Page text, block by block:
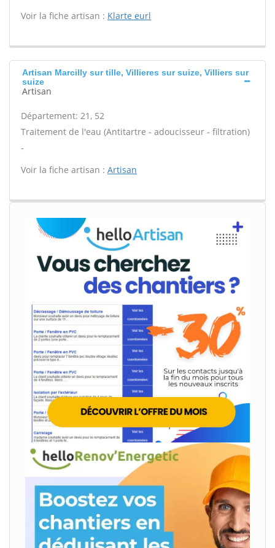
Voir la fiche artisan : Klarte eurl
Artisan Marcilly sur tille, Villieres sur suize, Villiers sur
suize
Artisan
Département: 21, 52
Traitement de l'eau (Antitartre - adoucisseur - filtration)
-
Voir la fiche artisan : Artisan